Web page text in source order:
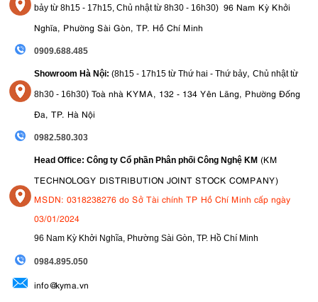
bảy từ 8h15 - 17h15, Chủ nhật từ 8h30 - 16h30) 96 Nam Kỳ Khởi
Nghĩa, Phường Sài Gòn, TP. Hồ Chí Minh
0909.688.485
Showroom Hà Nội: (8h15 - 17h15 từ Thứ hai - Thứ bảy, Chủ nhật từ
8h30 - 16h30) Toà nhà KYMA, 132 - 134 Yên Lãng, Phường Đống
Đa, TP. Hà Nội
0982.580.303
Head Office: Công ty Cổ phần Phân phối Công Nghệ KM (KM
TECHNOLOGY DISTRIBUTION JOINT STOCK COMPANY)
MSDN: 0318238276 do Sở Tài chính TP Hồ Chí Minh cấp ngày
03/01/2024
96 Nam Kỳ Khởi Nghĩa, Phường Sài Gòn, TP. Hồ Chí Minh
0984.895.050
info@kyma.vn